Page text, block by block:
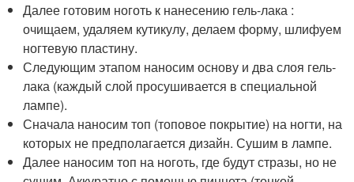
Далее готовим ноготь к нанесению гель-лака :
очищаем, удаляем кутикулу, делаем форму, шлифуем
ногтевую пластину.
Следующим этапом наносим основу и два слоя гель-
лака (каждый слой просушивается в специальной
лампе).
Сначала наносим топ (топовое покрытие) на ногти, на
которых не предполагается дизайн. Сушим в лампе.
Далее наносим топ на ноготь, где будут стразы, но не